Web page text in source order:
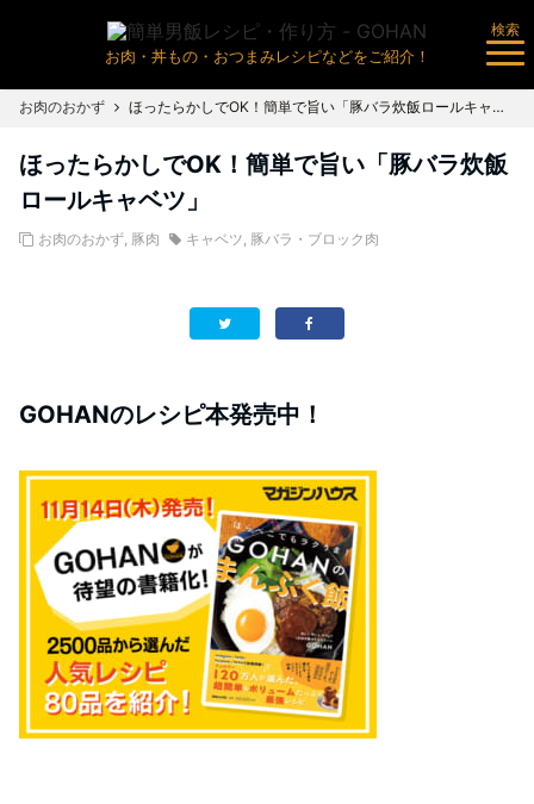
お肉・丼もの・おつまみレシピなどをご紹介！
検索
お肉のおかず ほったらかしでOK！簡単で旨い「豚バラ炊飯ロールキャベツ」
ほったらかしでOK！簡単で旨い「豚バラ炊飯
ロールキャベツ」
お肉のおかず, 豚肉 キャベツ, 豚バラ・ブロック肉
GOHANのレシピ本発売中！